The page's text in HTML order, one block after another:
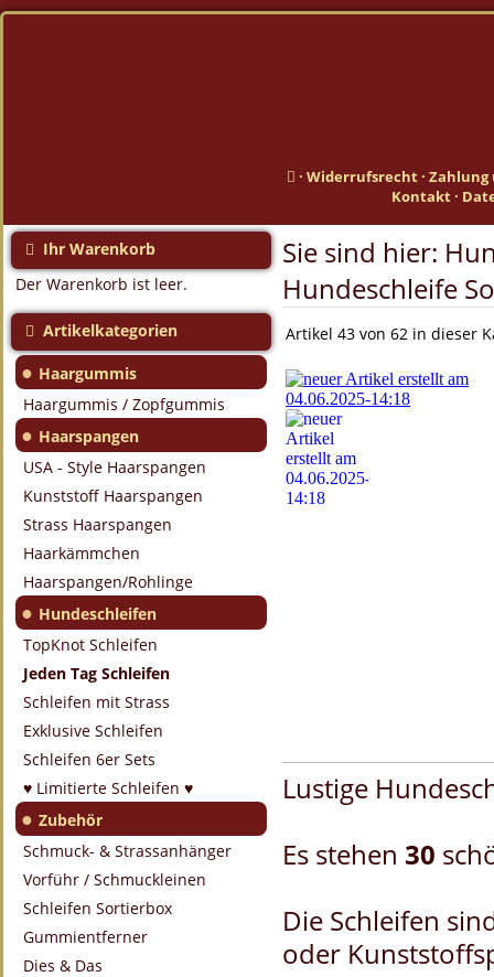
· Widerrufsrecht· Zahlung
Kontakt·
Ihr Warenkorb
Der Warenkorb ist leer.
Artikelkategorien
● Haargummis
Haargummis / Zopfgummis
● Haarspangen
USA - Style Haarspangen
Kunststoff Haarspangen
Strass Haarspangen
Haarkämmchen
Haarspangen/Rohlinge
● Hundeschleifen
TopKnot Schleifen
Jeden Tag Schleifen
Schleifen mit Strass
Exklusive Schleifen
Schleifen 6er Sets
♥ Limitierte Schleifen ♥
● Zubehör
Schmuck- & Strassanhänger
Vorführ / Schmuckleinen
Schleifen Sortierbox
Gummientferner
Dies & Das
Sie sind hier:
Hundeschleife
Artikel 43 von 62 in dieser
Lustige
Es stehen 30
Die Schleifen
oder